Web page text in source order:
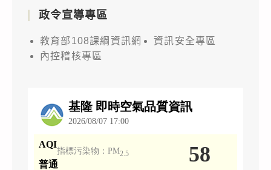
政令宣導專區
教育部108課綱資訊網
資訊安全專區
內控稽核專區